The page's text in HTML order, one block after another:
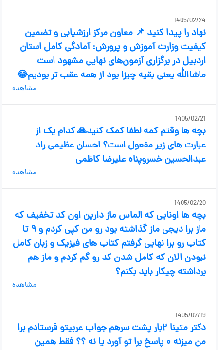
1405/02/24
نهاد را پیدا کنید 📌 معاون مرکز ارزشیابی و تضمین
کیفیت وزارت آموزش و پرورش: آمادگی کامل استان
اردبیل در برگزاری آزمون‌های نهایی مشهود است
ماشاالله یعنی بقیه چیزا بود از همه عقب تر بودیم😂
مشاهده
1405/02/21
بچه ها وقتم کمه لطفا کمک کنید🙏 کدام یک از
عبارت های زیر مفعول است؟ احسان عظیمی راد
عبدالحسین خسروپناه علیرضا کاظمی
مشاهده
1405/02/20
بچه ها اونایی که الماس ماز دارین اون کد تخفیف که
ماز برا دیجی ماز گذاشته بود رو من کپی کردم و ۹ تا
کتاب رو برا نهایی گرفتم کتاب های فیزیک و زبان کامل
نبودن الان که کامل شدن کد رو گم کردم و ماز هم
برداشته چیکار باید بکنم؟
مشاهده
1405/02/19
دکتر متینا ۲بار پشت سرهم جواب عربیتو فرستادم برا
من میزنه ۰ پاسخ برا تو آورد یا نه ؟؟ فقط همین